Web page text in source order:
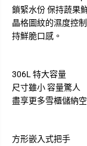
鎖緊水份 保持蔬果
晶格圖紋的濕度控
持鮮脆口感。
306L 特大容量
尺寸雖小 容量驚人
盡享更多雪櫃儲納
方形嵌入式把手